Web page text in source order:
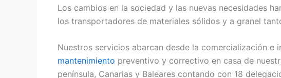
Los cambios en la sociedad y las nuevas necesidades
los transportadores de materiales sólidos y a granel
Nuestros servicios abarcan desde la comercialización
mantenimiento preventivo y correctivo en casa de
península, Canarias y Baleares contando con 18